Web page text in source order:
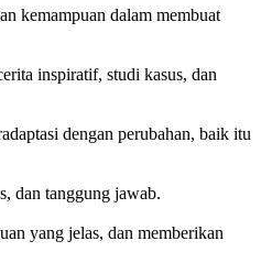
kemampuan dalam membuat
inspiratif, studi kasus, dan
dengan perubahan, baik itu
dan tanggung jawab.
yang jelas, dan memberikan